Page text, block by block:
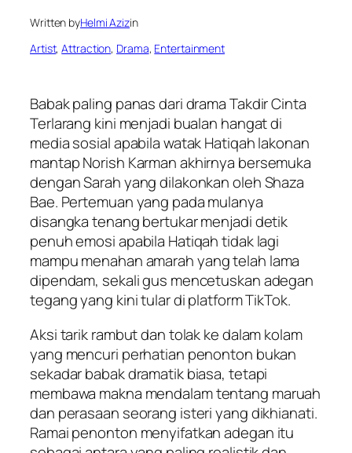
Written byHelmi Azizin
Artist, Attraction, Drama, Entertainment
Babak paling panas dari drama Takdir Cinta
Terlarang kini menjadi bualan hangat di
media sosial apabila watak Hatiqah lakonan
mantap Norish Karman akhirnya bersemuka
dengan Sarah yang dilakonkan oleh Shaza
Bae. Pertemuan yang pada mulanya
disangka tenang bertukar menjadi detik
penuh emosi apabila Hatiqah tidak lagi
mampu menahan amarah yang telah lama
dipendam, sekali gus mencetuskan adegan
tegang yang kini tular di platform TikTok.
Aksi tarik rambut dan tolak ke dalam kolam
yang mencuri perhatian penonton bukan
sekadar babak dramatik biasa, tetapi
membawa makna mendalam tentang maruah
dan perasaan seorang isteri yang dikhianati.
Ramai penonton menyifatkan adegan itu